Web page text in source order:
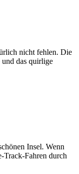
nicht fehlen. Die
das quirlige
Insel. Wenn
Track-Fahren durch